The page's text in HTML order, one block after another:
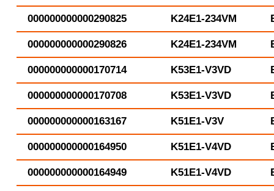
000000000000290825 K24E1-234VM
000000000000290826 K24E1-234VM
000000000000170714 K53E1-V3VD
000000000000170708 K53E1-V3VD
000000000000163167 K51E1-V3V
000000000000164950 K51E1-V4VD
000000000000164949 K51E1-V4VD